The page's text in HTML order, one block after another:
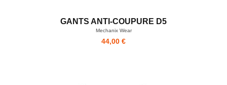
GANTS ANTI-COUPURE D5
Mechanix Wear
44,00 €